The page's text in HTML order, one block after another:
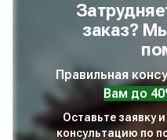
заказ?
Правильная
Вам до
Оставьте заявку
консультацию по